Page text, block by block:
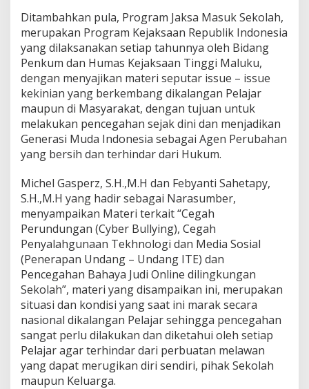
Ditambahkan pula, Program Jaksa Masuk Sekolah,
merupakan Program Kejaksaan Republik Indonesia
yang dilaksanakan setiap tahunnya oleh Bidang
Penkum dan Humas Kejaksaan Tinggi Maluku,
dengan menyajikan materi seputar issue – issue
kekinian yang berkembang dikalangan Pelajar
maupun di Masyarakat, dengan tujuan untuk
melakukan pencegahan sejak dini dan menjadikan
Generasi Muda Indonesia sebagai Agen Perubahan
yang bersih dan terhindar dari Hukum.
Michel Gasperz, S.H.,M.H dan Febyanti Sahetapy,
S.H.,M.H yang hadir sebagai Narasumber,
menyampaikan Materi terkait “Cegah
Perundungan (Cyber Bullying), Cegah
Penyalahgunaan Tekhnologi dan Media Sosial
(Penerapan Undang – Undang ITE) dan
Pencegahan Bahaya Judi Online dilingkungan
Sekolah”, materi yang disampaikan ini, merupakan
situasi dan kondisi yang saat ini marak secara
nasional dikalangan Pelajar sehingga pencegahan
sangat perlu dilakukan dan diketahui oleh setiap
Pelajar agar terhindar dari perbuatan melawan
yang dapat merugikan diri sendiri, pihak Sekolah
maupun Keluarga.